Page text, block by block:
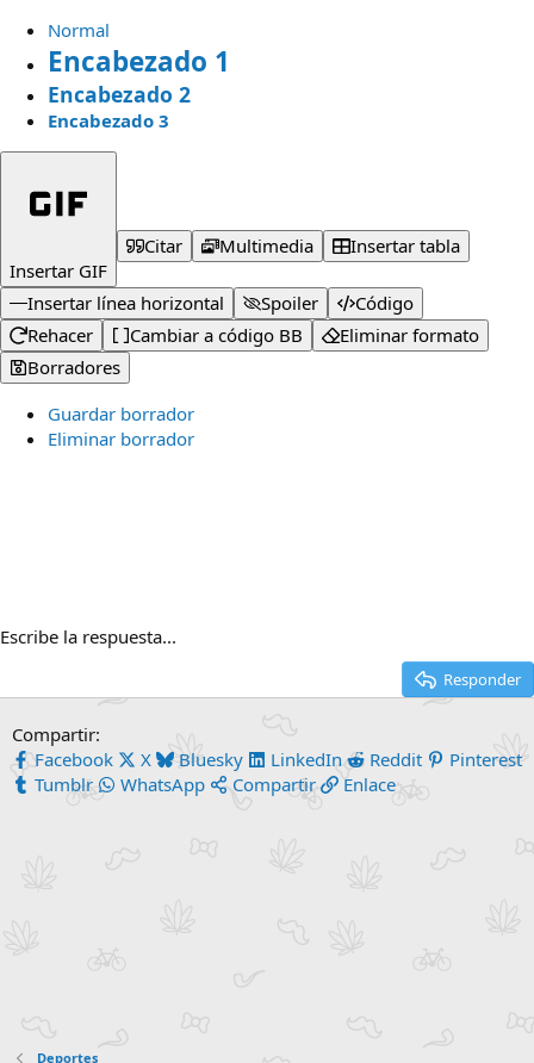
Normal
Encabezado 1
Encabezado 2
Encabezado 3
Insertar GIF
Citar Multimedia Insertar tabla
Insertar línea horizontal Spoiler
Código
Rehacer
Cambiar a código BB
Eliminar formato
Borradores
Guardar borrador
Eliminar borrador
Escribe la respuesta...
Responder
Compartir:
Facebook
X Bluesky LinkedIn Reddit
Pinterest
Tumblr
WhatsApp Compartir Enlace
Deportes